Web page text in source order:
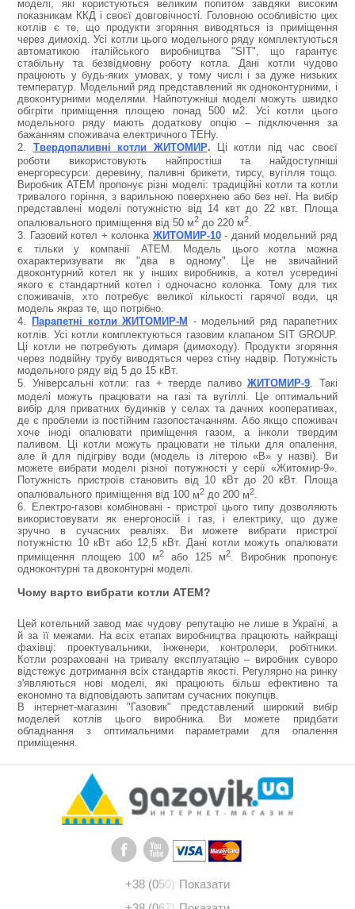
моделі, які користуються великим попитом завдяки високим
показникам ККД і своєї довговічності. Головною особливістю цих
котлів є те, що продукти згоряння виводяться із приміщення
через димохід.Усі котли цього модельного ряду комплектуються
автоматикою італійського виробництва "SIT", що гарантує
стабільну та безвідмовну роботу котла. Дані котли чудово
працюють у будь-яких умовах, у тому числі і за дуже низьких
температур. Модельний ряд представлений як одноконтурними, і
двоконтурними моделями. Найпотужніші моделі можуть швидко
обігріти приміщення площею понад 500 м2. Усі котли цього
модельного ряду мають додаткову опцію – підключення за
бажанням споживача електричного ТЕНу.
2. Твердопаливні котли ЖИТОМИР. Ці котли під час своєї
роботи використовують найпростіші та найдоступніші
енергоресурси: деревину, паливні брикети, тирсу, вугілля тощо.
Виробник АТЕМ пропонує різні моделі: традиційні котли та котли
тривалого горіння, з варильною поверхнею або без неї. На вибір
представлені моделі потужністю від 14 квт до 22 квт. Площа
опалювального приміщення від 50 м2 до 220 м2.
3. Газовий котел + колонка ЖИТОМИР-10- даний модельний ряд
є тільки у компанії АТЕМ. Модель цього котла можна
охарактеризувати як "два в одному". Це не звичайний
двоконтурний котел як у інших виробників, а котел усередині
якого є стандартний котел і одночасно колонка. Тому для тих
споживачів, хто потребує великої кількості гарячої води, ця
модель якраз те, що потрібно.
4.
Парапетні котли ЖИТОМИР-М - модельний ряд парапетних
котлів. Усі котли комплектуються газовим клапаном SIT GROUP.
Ці котли не потребують димаря (димоходу). Продукти згоряння
через подвійну трубу виводяться через стіну надвір. Потужність
модельного ряду від 5 до 15 кВт.
5. Універсальні котли: газ + тверде паливоЖИТОМИР-9. Такі
моделі можуть працювати на газі та вугіллі. Це оптимальний
вибір для приватних будинків у селах та дачних кооперативах,
де є проблеми із постійним газопостачанням. Або якщо споживач
хоче іноді опалювати приміщення газом, а інколи твердим
паливом. Ці котли можуть працювати не тільки для опалення,
але й для підігріву води (модель із літерою «В» у назві).
Ви
можете вибрати моделі різної потужності у серії «Житомир-9».
Потужність пристроїв становить від 10 кВт до 20 кВт. Площа
опалювального приміщення від 100 м2 до 200 м2.
6.
Електро-газові комбіновані - пристрої цього типу дозволяють
використовувати як енергоносій і газ, і електрику, що дуже
зручно в сучасних реаліях. Ви можете вибрати пристрої
потужністю 10 кВт або 12,5 кВт. Дані котли можуть опалювати
приміщення площею 100 м2 або 125 м2. Виробник пропонує
одноконтурні та двоконтурні моделі.
Чому варто вибрати котли АТЕМ?
Цей котельний завод має чудову репутацію не лише в Україні, а
й за її межами. На всіх етапах виробництва працюють найкращі
фахівці: проектувальники, інженери, контролери, робітники.
Котли розраховані на тривалу експлуатацію – виробник суворо
відстежує дотримання всіх стандартів якості. Регулярно на ринку
з'являються нові моделі, які працюють більш ефективно та
економно та відповідають запитам сучасних покупців.
В інтернет-магазині "Газовик" представлений широкий вибір
моделей котлів цього виробника. Ви можете придбати
обладнання з оптимальними параметрами для опалення
приміщення.
+38 (050) Показати